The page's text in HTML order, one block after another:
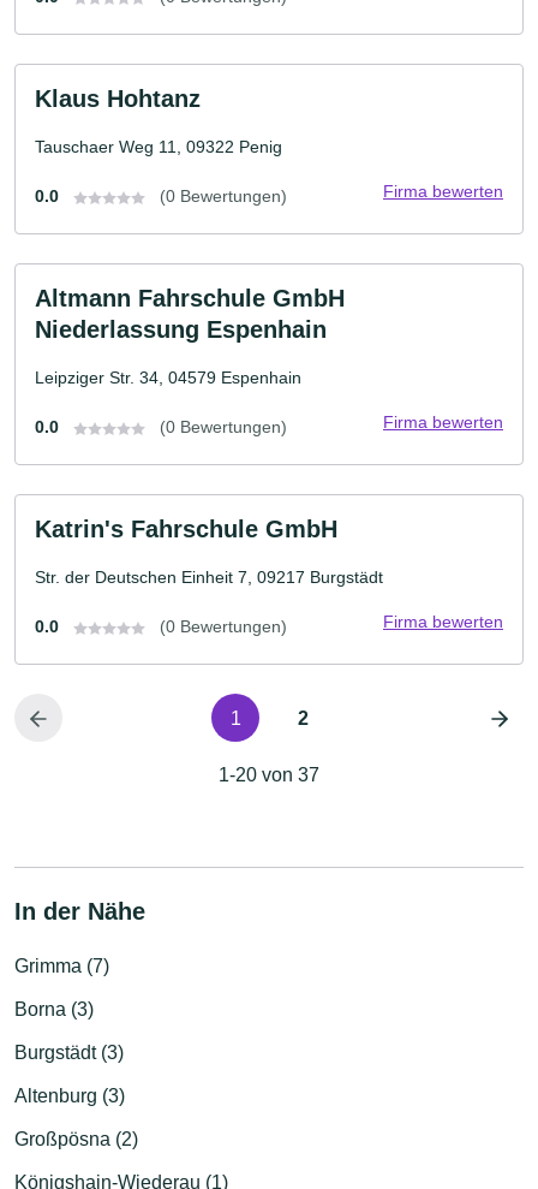
Klaus Hohtanz
Tauschaer Weg 11, 09322 Penig
0.0 (0 Bewertungen) Firma bewerten
Altmann Fahrschule GmbH
Niederlassung Espenhain
Leipziger Str. 34, 04579 Espenhain
0.0 (0 Bewertungen) Firma bewerten
Katrin's Fahrschule GmbH
Str. der Deutschen Einheit 7, 09217 Burgstädt
0.0 (0 Bewertungen) Firma bewerten
1 2
1-20 von 37
In der Nähe
Grimma (7)
Borna (3)
Burgstädt (3)
Altenburg (3)
Großpösna (2)
Königshain-Wiederau (1)